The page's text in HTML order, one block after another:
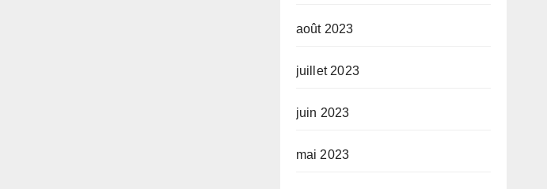
août 2023
juillet 2023
juin 2023
mai 2023